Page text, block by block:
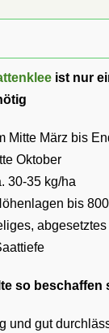
ist nur
Mitte März bis
Oktober
30-35 kg/ha
bis
so beschaffen
und gut